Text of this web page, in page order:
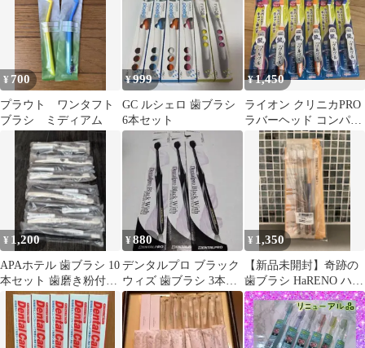
¥ 700
プラウト ワンタフト
ブラシ ミディアム
¥999
GC ルシェロ 歯ブラシ
6本セット
¥1,450
ライオン クリニカPRO
ラバーヘッド コンパク
ト やわらかめ 歯ブラシ
¥ 1,200
APAホテル 歯ブラシ 10
本セット 歯磨き粉付き
セット
¥880
デンタルプロ ブラック
ウィズ 歯ブラシ 3本セ
ット
¥ 1,350
【新品未開封】奇跡の
歯ブラシ HaRENO ハレ
ノ正規品3本セットクリ
アブラック